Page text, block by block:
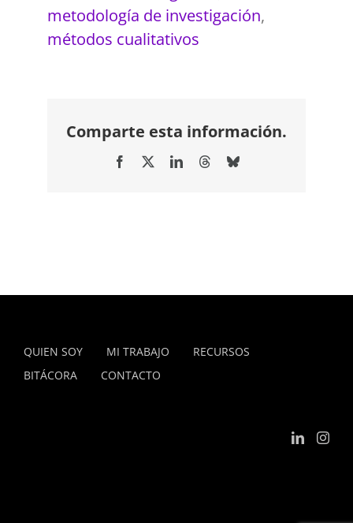
metodología de investigación,
métodos cualitativos
Comparte esta información.
Facebook LinkedInThreadsBluesky
QUIEN SOY MI TRABAJO
RECURSOS
BITÁCORA
CONTACTO